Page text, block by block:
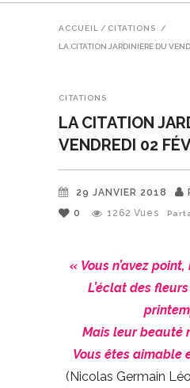
ACCUEIL / CITATIONS /
LA CITATION JARDINIÈRE DU
CITATIONS
LA CITATION
VENDREDI 02
29 JANVIER 2018
0
1262 Vues
« Vous n’avez
L’éclat des
Mais leur beauté
Vous êtes aimable
(Nicolas Germain